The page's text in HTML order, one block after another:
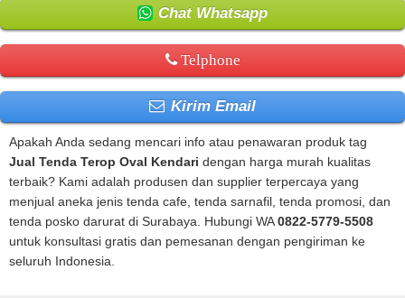
Chat Whatsapp
Telphone
Kirim Email
Apakah Anda sedang mencari info atau penawaran produk tag
Jual Tenda Terop Oval Kendari dengan harga murah kualitas
terbaik? Kami adalah produsen dan supplier terpercaya yang
menjual aneka jenis tenda cafe, tenda sarnafil, tenda promosi, dan
tenda posko darurat di Surabaya. Hubungi WA0822-5779-5508
untuk konsultasi gratis dan pemesanan dengan pengiriman ke
seluruh Indonesia.